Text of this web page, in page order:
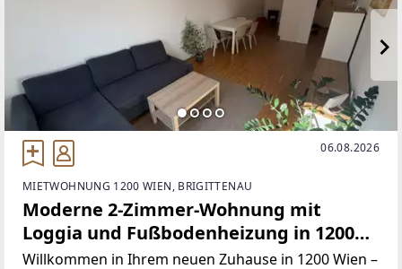
06.08.2026
MIETWOHNUNG 1200 WIEN, BRIGITTENAU
Moderne 2-Zimmer-Wohnung mit
Loggia und Fußbodenheizung in 1200
Wien um 999 €!
Willkommen in Ihrem neuen Zuhause in 1200 Wien –